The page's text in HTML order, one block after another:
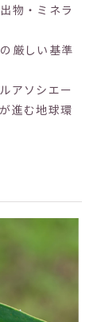
物・ミネラ
厳しい基準
アソシエー
進む地球環